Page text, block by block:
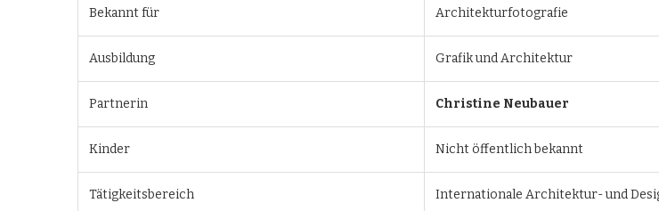
Bekannt für Architekturfotografie
Ausbildung Grafik und Architektur
Partnerin Christine Neubauer
Kinder Nicht öffentlich bekannt
Tätigkeitsbereich Internationale Architektur- und